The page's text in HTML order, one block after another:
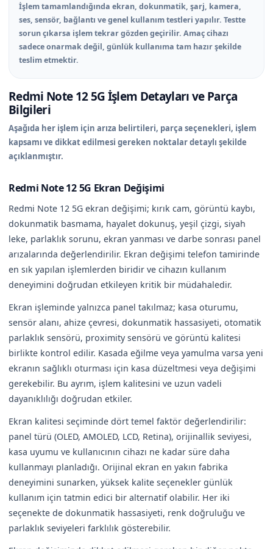
İşlem tamamlandığında ekran, dokunmatik, şarj, kamera,
ses, sensör, bağlantı ve genel kullanım testleri yapılır. Testte
sorun çıkarsa işlem tekrar gözden geçirilir. Amaç cihazı
sadece onarmak değil, günlük kullanıma tam hazır şekilde
teslim etmektir.
Redmi Note 12 5G İşlem Detayları ve Parça
Bilgileri
Aşağıda her işlem için arıza belirtileri, parça seçenekleri, işlem
kapsamı ve dikkat edilmesi gereken noktalar detaylı şekilde
açıklanmıştır.
Redmi Note 12 5G Ekran Değişimi
Redmi Note 12 5G ekran değişimi; kırık cam, görüntü kaybı,
dokunmatik basmama, hayalet dokunuş, yeşil çizgi, siyah
leke, parlaklık sorunu, ekran yanması ve darbe sonrası panel
arızalarında değerlendirilir. Ekran değişimi telefon tamirinde
en sık yapılan işlemlerden biridir ve cihazın kullanım
deneyimini doğrudan etkileyen kritik bir müdahaledir.
Ekran işleminde yalnızca panel takılmaz; kasa oturumu,
sensör alanı, ahize çevresi, dokunmatik hassasiyeti, otomatik
parlaklık sensörü, proximity sensörü ve görüntü kalitesi
birlikte kontrol edilir. Kasada eğilme veya yamulma varsa yeni
ekranın sağlıklı oturması için kasa düzeltmesi veya değişimi
gerekebilir. Bu ayrım, işlem kalitesini ve uzun vadeli
dayanıklılığı doğrudan etkiler.
Ekran kalitesi seçiminde dört temel faktör değerlendirilir:
panel türü (OLED, AMOLED, LCD, Retina), orijinallik seviyesi,
kasa uyumu ve kullanıcının cihazı ne kadar süre daha
kullanmayı planladığı. Orijinal ekran en yakın fabrika
deneyimini sunarken, yüksek kalite seçenekler günlük
kullanım için tatmin edici bir alternatif olabilir. Her iki
seçenekte de dokunmatik hassasiyeti, renk doğruluğu ve
parlaklık seviyeleri farklılık gösterebilir.